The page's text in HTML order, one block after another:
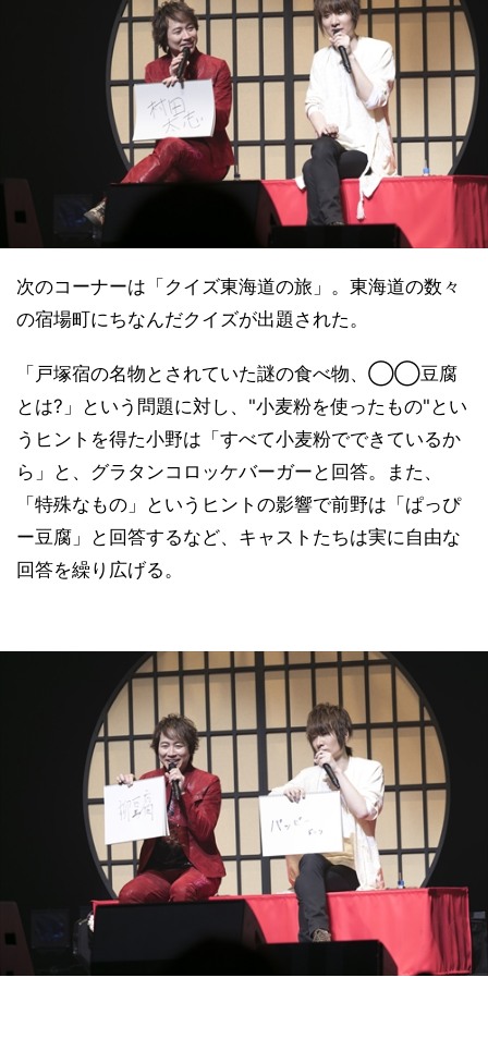
次のコーナーは「クイズ東海道の旅」。東海道の数々
の宿場町にちなんだクイズが出題された。
「戸塚宿の名物とされていた謎の食べ物、◯◯豆腐
とは?」という問題に対し、"小麦粉を使ったもの"とい
うヒントを得た小野は「すべて小麦粉でできているか
ら」と、グラタンコロッケバーガーと回答。また、
「特殊なもの」というヒントの影響で前野は「ぱっぴ
ー豆腐」と回答するなど、キャストたちは実に自由な
回答を繰り広げる。